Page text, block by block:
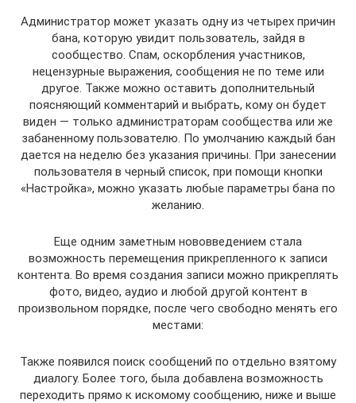
Администратор может указать одну из четырех причин
бана, которую увидит пользователь, зайдя в
сообщество. Спам, оскорбления участников,
нецензурные выражения, сообщения не по теме или
другое. Также можно оставить дополнительный
поясняющий комментарий и выбрать, кому он будет
виден — только администраторам сообщества или же
забаненному пользователю. По умолчанию каждый бан
дается на неделю без указания причины. При занесении
пользователя в черный список, при помощи кнопки
«Настройка», можно указать любые параметры бана по
желанию.
Еще одним заметным нововведением стала
возможность перемещения прикрепленного к записи
контента. Во время создания записи можно прикреплять
фото, видео, аудио и любой другой контент в
произвольном порядке, после чего свободно менять его
местами:
Также появился поиск сообщений по отдельно взятому
диалогу. Более того, была добавлена возможность
переходить прямо к искомому сообщению, ниже и выше